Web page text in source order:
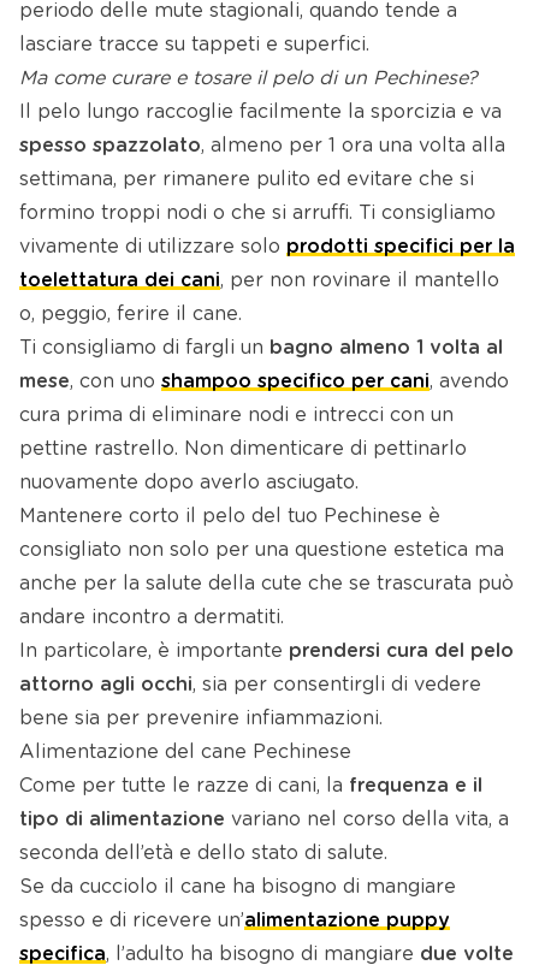
periodo delle mute stagionali, quando tende a
lasciare tracce su tappeti e superfici.
Ma come curare e tosare il pelo di un Pechinese?
Il pelo lungo raccoglie facilmente la sporcizia e va
spesso spazzolato, almeno per 1 ora una volta alla
settimana, per rimanere pulito ed evitare che si
formino troppi nodi o che si arruffi. Ti consigliamo
vivamente di utilizzare solo prodotti specifici per la
toelettatura dei cani, per non rovinare il mantello
o, peggio, ferire il cane.
Ti consigliamo di fargli un bagno almeno 1 volta al
mese, con uno shampoo specifico per cani, avendo
cura prima di eliminare nodi e intrecci con un
pettine rastrello. Non dimenticare di pettinarlo
nuovamente dopo averlo asciugato.
Mantenere corto il pelo del tuo Pechinese è
consigliato non solo per una questione estetica ma
anche per la salute della cute che se trascurata può
andare incontro a dermatiti.
In particolare, è importante prendersi cura del pelo
attorno agli occhi, sia per consentirgli di vedere
bene sia per prevenire infiammazioni.
Alimentazione del cane Pechinese
Come per tutte le razze di cani, la frequenza e il
tipo di alimentazione variano nel corso della vita, a
seconda dell’età e dello stato di salute.
Se da cucciolo il cane ha bisogno di mangiare
spesso e di ricevere un’alimentazione puppy
specifica, l’adulto ha bisogno di mangiare due volte